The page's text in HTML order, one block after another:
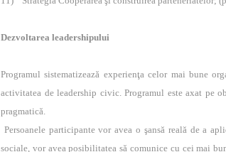
Dezvoltarea leadershipului
Programul sistematizează experienţa celor mai bune
activitatea de leadership civic. Programul este axat pe
pragmatică.
Persoanele participante vor avea o şansă reală de a
sociale, vor avea posibilitatea să comunice cu cei mai